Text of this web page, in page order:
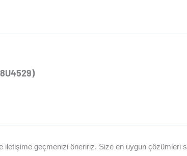
geçmenizi öneririz. Size en uygun çözümleri